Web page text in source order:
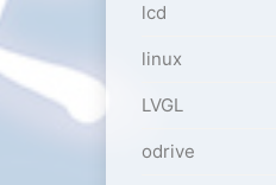
lcd
linux
LVGL
odrive